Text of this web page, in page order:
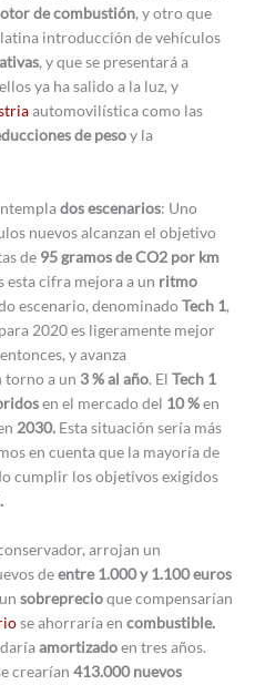
de combustión, y otro que
introducción de vehículos
, y que se presentará a
ya ha salido a la luz, y
automovilística como las
de pesoy la
dos escenarios: Uno
nuevos alcanzan el objetivo
de 95 gramos de CO2 por km
esta cifra mejora a un ritmo
escenario, denominadoTech 1,
para 2020 es ligeramente mejor
y avanza
torno a un 3 % al año. El Tech 1
en el mercado del 10 %en
2030. Esta situación sería más
en cuenta que la mayoría de
cumplir los objetivos exigidos
arrojan un
deentre 1.000 y 1.100 euros
sobreprecioque compensarían
se ahorraría en combustible.
amortizadoen tres años.
crearían 413.000 nuevos